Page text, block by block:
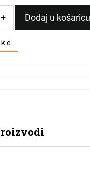
+ Dodaj u košaricu